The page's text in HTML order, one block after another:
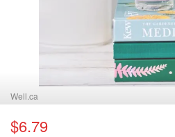
Well.ca
$6.79